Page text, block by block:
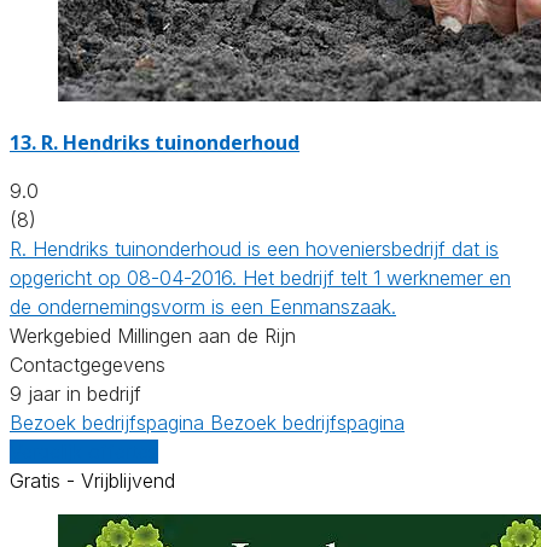
13. R. Hendriks tuinonderhoud
9.0
(8)
R. Hendriks tuinonderhoud is een hoveniersbedrijf dat is
opgericht op 08-04-2016. Het bedrijf telt 1 werknemer en
de ondernemingsvorm is een Eenmanszaak.
Werkgebied Millingen aan de Rijn
Contactgegevens
9 jaar in bedrijf
Bezoek bedrijfspagina Bezoek bedrijfspagina
Gratis - Vrijblijvend